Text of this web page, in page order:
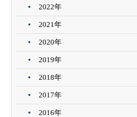
2022年
2021年
2020年
2019年
2018年
2017年
2016年